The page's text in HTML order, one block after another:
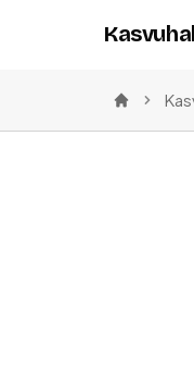
Etusivu